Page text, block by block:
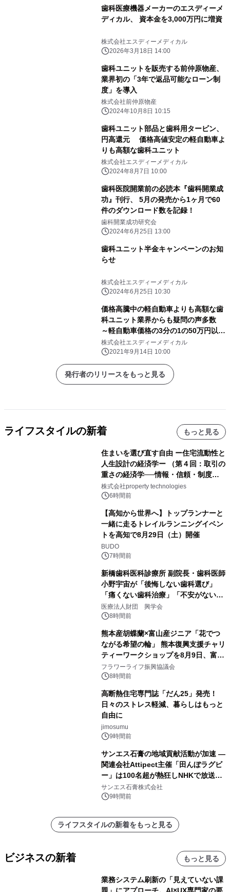
歯科医療機器メーカーのエスディーメ
ディカル、 資本金を3,000万円に増資
株式会社エスディーメディカル
2026年3月18日 14:00
歯科ユニットを販売する前仲原物産、
業界初の「3年で返品可能なローン制
度」を導入
株式会社前仲原物産
2024年10月8日 10:15
歯科ユニット部品と歯科用タービン、
円高還元 価格高値安定の軽自動車よ
りも高額な歯科ユニット
株式会社エスディーメディカル
2024年8月7日 10:00
歯科医院開業前の必読本『歯科開業成
功』刊行、 5月の発売から1ヶ月で60
件のダウンロード数を記録！
歯科開業成功研究会
2024年6月25日 13:00
歯科ユニット半金キャンペーンのお知
らせ
株式会社エスディーメディカル
2024年6月25日 10:30
価格高騰中の軽自動車よりも高額な歯
科ユニット業界からも疑問の声多数
～軽自動車価格の3分の1の50万円以下
より歯科ユニットを導入し、歯科医院
の活躍を応援するモニター企画～
株式会社エスディーメディカル
2021年9月14日 10:00
発行者のリリースをもっと見る
ライフスタイルの新着 もっと見る
住まいを選び直す自由 ー住宅流動性と
人生設計の経済学ー （第４回：取引の
重さの経済学──情報・信頼・制度を
PropTechはどう組み替えるか）｜
PropTech-Lab
株式会社property technologies
6時間前
【高知から世界へ】トップランナーと
一緒に走るトレイルランニングイベン
トを高知で8月29日（土）開催
BUDO
7時間前
新橋歯科医科診療所 副院長・歯科医師
小野宇宙が「後悔しない歯科選び」
「痛くない歯科治療」「不安がない治
療計画」をテーマに専門監修
医療法人財団 興学会
8時間前
熊本産胡蝶蘭×富山産ジニア「花でつ
ながる希望の輪」 熊本復興支援チャリ
ティーワークショップを8月9日、富
山・射水で開催
フラワーライフ振興協議会
8時間前
高断熱住宅専門誌「だん25」発売！
日々のストレス軽減、暮らしはもっと
自由に
jimosumu
9時間前
サンエス石膏の地域貢献活動が加速 ―
関連会社Attipect主催「田んぼラグビ
ー」は100名超が熱狂しNHKで放送さ
れました。
サンエス石膏株式会社
9時間前
ライフスタイルの新着をもっと見る
ビジネスの新着 もっと見る
業務システム刷新の「見えていない課